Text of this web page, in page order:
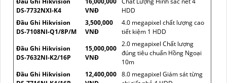
DS-7732NXI-K4
VNĐ
HDD
Đầu Ghi Hikvision
DS-7108NI-Q1/8P/M
3,500,000
VNĐ
4.0 megapixel chất lượng cao
tiết kiệm 1 HDD
Đầu Ghi Hikvision
DS-7632NI-K2/16P
15,000,000
VNĐ
2.0 megapixel Chất lượng
đúng tiêu chuẩn Hồng Ngoại
10m
Đầu Ghi Hikvision
12,400,000 8.0 megapixel Giám sát từng